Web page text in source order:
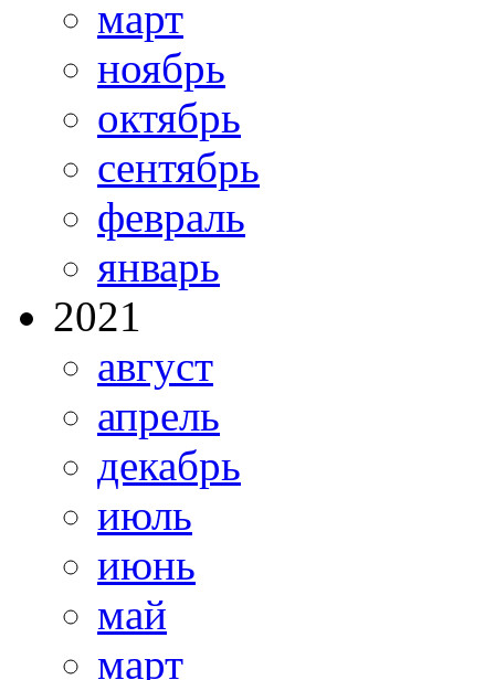
март
ноябрь
октябрь
сентябрь
февраль
январь
2021
август
апрель
декабрь
июль
июнь
май
март